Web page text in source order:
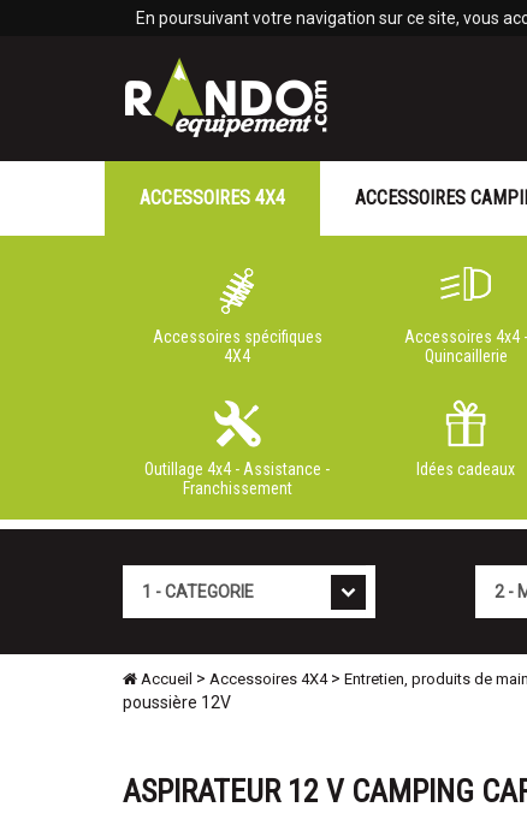
En poursuivant votre navigation sur ce site, vous
ACCESSOIRES 4X4
Accessoires spécifiques
4X4
Accessoires 4x4 -
Quincaillerie
Outillage 4x4 - Assistance -
Franchissement
Idées cadeaux
ACCESSOIRES
Accueil > Accessoires 4X4> Entretien, produits de
poussière 12V
ASPIRATEUR 12 V CAMPING
Panneau de gestion des cookies